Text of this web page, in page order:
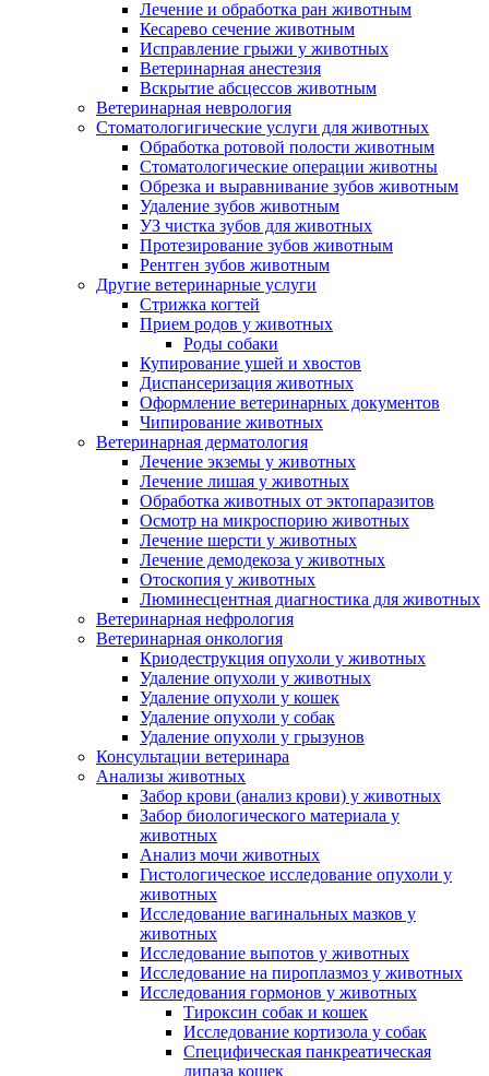
Лечение и обработка ран животным
Кесарево сечение животным
Исправление грыжи у животных
Ветеринарная анестезия
Вскрытие абсцессов животным
Ветеринарная неврология
Стоматологигические услуги для животных
Обработка ротовой полости животным
Стоматологические операции животны
Обрезка и выравнивание зубов животным
Удаление зубов животным
УЗ чистка зубов для животных
Протезирование зубов животным
Рентген зубов животным
Другие ветеринарные услуги
Стрижка когтей
Прием родов у животных
Роды собаки
Купирование ушей и хвостов
Диспансеризация животных
Оформление ветеринарных документов
Чипирование животных
Ветеринарная дерматология
Лечение экземы у животных
Лечение лишая у животных
Обработка животных от эктопаразитов
Осмотр на микроспорию животных
Лечение шерсти у животных
Лечение демодекоза у животных
Отоскопия у животных
Люминесцентная диагностика для животных
Ветеринарная нефрология
Ветеринарная онкология
Криодеструкция опухоли у животных
Удаление опухоли у животных
Удаление опухоли у кошек
Удаление опухоли у собак
Удаление опухоли у грызунов
Консультации ветеринара
Анализы животных
Забор крови (анализ крови) у животных
Забор биологического материала у
животных
Анализ мочи животных
Гистологическое исследование опухоли у
животных
Исследование вагинальных мазков у
животных
Исследование выпотов у животных
Исследование на пироплазмоз у животных
Исследования гормонов у животных
Тироксин собак и кошек
Исследование кортизола у собак
Специфическая панкреатическая
липаза кошек